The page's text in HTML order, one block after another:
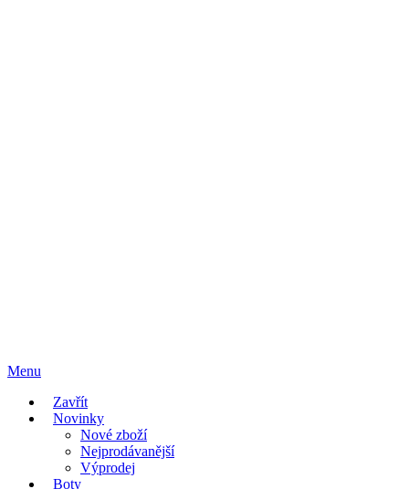
Menu
Zavřít
Novinky
Nové zboží
Nejprodávanější
Výprodej
Boty